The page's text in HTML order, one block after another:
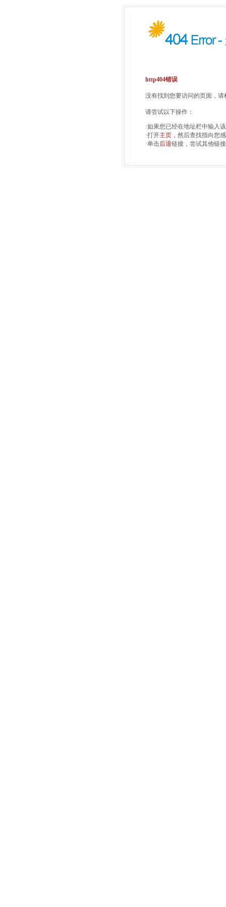
http404错误
没有找到您要访问的页面，
请尝试以下操作：
·如果您已经在地址栏中输入
·打开主页 ，然后查找指向您
·单击后退链接，尝试其他链